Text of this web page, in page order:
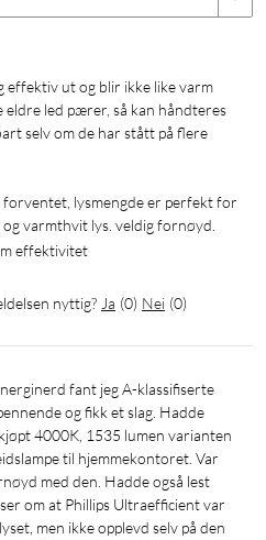
eldre led pærer, så kan håndteres
selv om de har stått på flere
forventet, lysmengde er perfekt for
varmthvit lys. veldig fornøyd.
effektivitet
nyttig? Ja (0) Nei (0)
og fikk et slag. Hadde
4000K, 1535 lumen varianten
til hjemmekontoret. Var
med den. Hadde også lest
om at Phillips Ultraefficient var
men ikke opplevd selv på den